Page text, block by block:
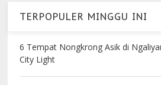
TERPOPULER MINGGU INI
6 Tempat Nongkrong Asik di
City Light